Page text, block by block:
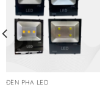
ĐÈN PHA LED